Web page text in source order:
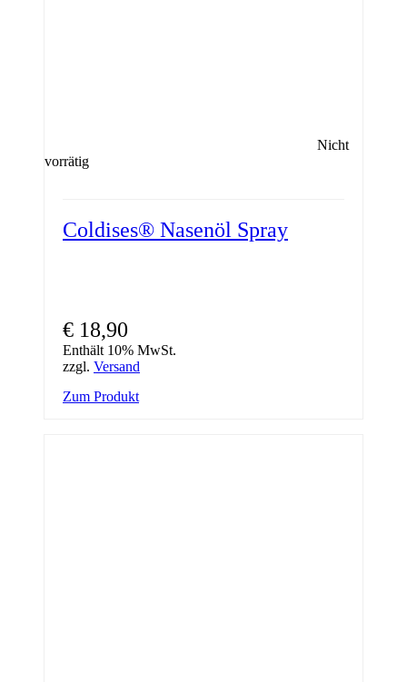
Nicht
vorrätig
Coldises® Nasenöl Spray
€ 18,90
Enthält 10% MwSt.
zzgl. Versand
Zum Produkt